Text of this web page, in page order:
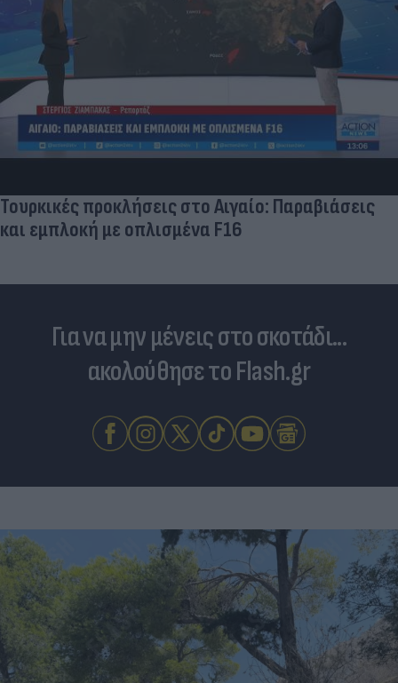
Τουρκικές προκλήσεις στο Αιγαίο: Παραβιάσεις
και εμπλοκή με οπλισμένα F16
Για να μην μένεις στο σκοτάδι...
ακολούθησε το Flash.gr